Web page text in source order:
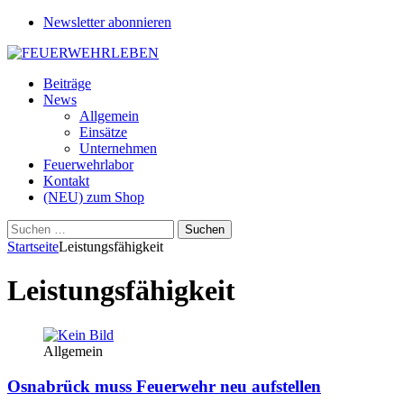
Newsletter abonnieren
Beiträge
News
Allgemein
Einsätze
Unternehmen
Feuerwehrlabor
Kontakt
(NEU) zum Shop
Suchen
nach:
StartseiteLeistungsfähigkeit
Leistungsfähigkeit
Allgemein
Osnabrück muss Feuerwehr neu aufstellen